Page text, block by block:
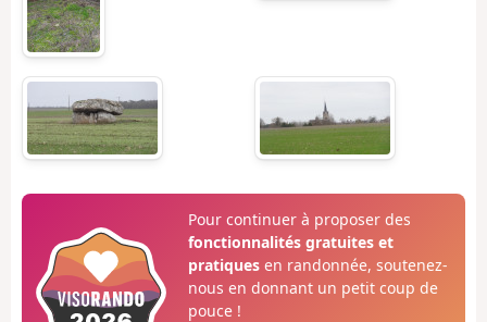
Pour continuer à proposer des
fonctionnalités gratuites et
pratiquesen randonnée, soutenez-
nous en donnant un petit coup de
pouce !